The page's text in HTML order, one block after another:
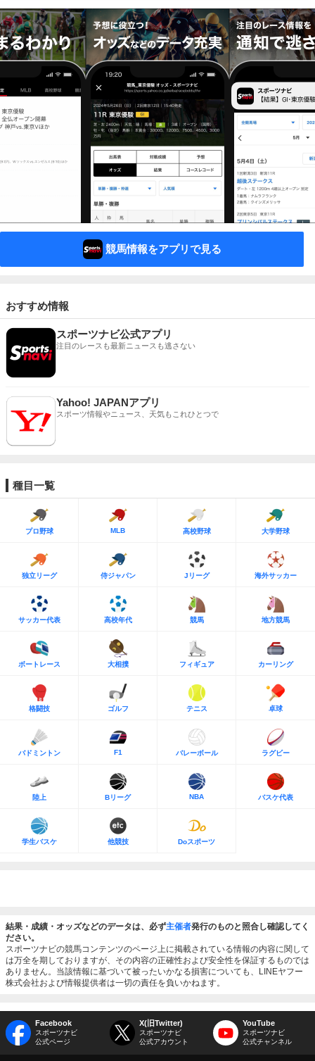
競馬情報をアプリで見る
おすすめ情報
スポーツナビ公式アプリ
注目のレースも最新ニュースも逃さない
Yahoo! JAPANアプリ
スポーツ情報やニュース、天気もこれひとつで
種目一覧
プロ野球 MLB 高校野球 大学野球
独立リーグ 侍ジャパン Jリーグ 海外サッカー
サッカー代表 高校年代 競馬 地方競馬
ボートレース 大相撲 フィギュア カーリング
格闘技 ゴルフ テニス 卓球
バドミントン F1 バレーボール ラグビー
陸上 Bリーグ NBA バスケ代表
学生バスケ 他競技 Doスポーツ
結果・成績・オッズなどのデータは、必ず主催者発行のものと照合し確認してく
ださい。
スポーツナビの競馬コンテンツのページ上に掲載されている情報の内容に関して
は万全を期しておりますが、その内容の正確性および安全性を保証するものでは
ありません。当該情報に基づいて被ったいかなる損害についても、LINEヤフー
株式会社および情報提供者は一切の責任を負いかねます。
Facebook
スポーツナビ
公式ページ
X(旧Twitter)
スポーツナビ
公式アカウント
YouTube
スポーツナビ
公式チャンネル